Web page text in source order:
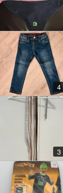
4
3